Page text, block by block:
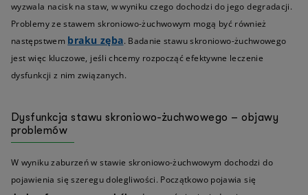
wyzwala nacisk na staw, w wyniku czego dochodzi do jego degradacji.
Problemy ze stawem skroniowo-żuchwowym mogą być również
następstwem braku zęba. Badanie stawu skroniowo-żuchwowego
jest więc kluczowe, jeśli chcemy rozpocząć efektywne leczenie
dysfunkcji z nim związanych.
Dysfunkcja stawu skroniowo-żuchwowego – objawy
problemów
W wyniku zaburzeń w stawie skroniowo-żuchwowym dochodzi do
pojawienia się szeregu dolegliwości. Początkowo pojawia się